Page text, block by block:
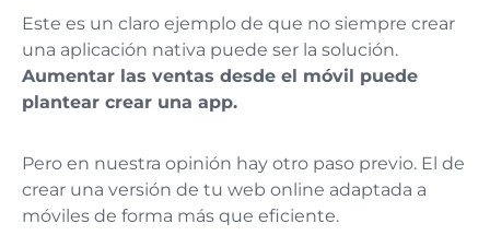
Este es un claro ejemplo de que no siempre crear
una aplicación nativa puede ser la solución.
Aumentar las ventas desde el móvil puede
plantear crear una app.
Pero en nuestra opinión hay otro paso previo. El de
crear una versión de tu web online adaptada a
móviles de forma más que eficiente.